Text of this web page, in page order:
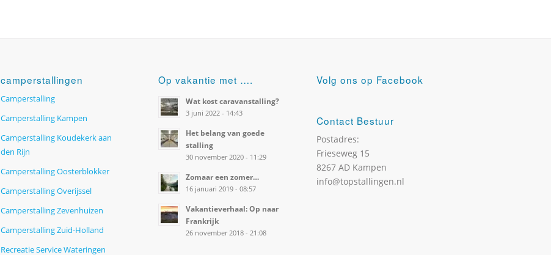
camperstallingen
Camperstalling
Camperstalling Kampen
Camperstalling Koudekerk aan
den Rijn
Camperstalling Oosterblokker
Camperstalling Overijssel
Camperstalling Zevenhuizen
Camperstalling Zuid-Holland
Recreatie Service Wateringen
Op vakantie met ….
Wat kost caravanstalling?
3 juni 2022 - 14:43
Het belang van goede
stalling
30 november 2020 - 11:29
Zomaar een zomer…
16 januari 2019 - 08:57
Vakantieverhaal: Op naar
Frankrijk
26 november 2018 - 21:08
Volg ons op Facebook
Contact Bestuur
Postadres:
Frieseweg 15
8267 AD Kampen
info@topstallingen.nl